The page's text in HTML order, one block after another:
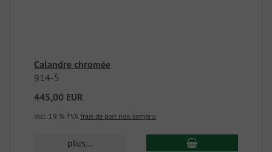
Calandre chromée
914-5
445,00 EUR
incl. 19 % TVA frais de port non compris
plus...